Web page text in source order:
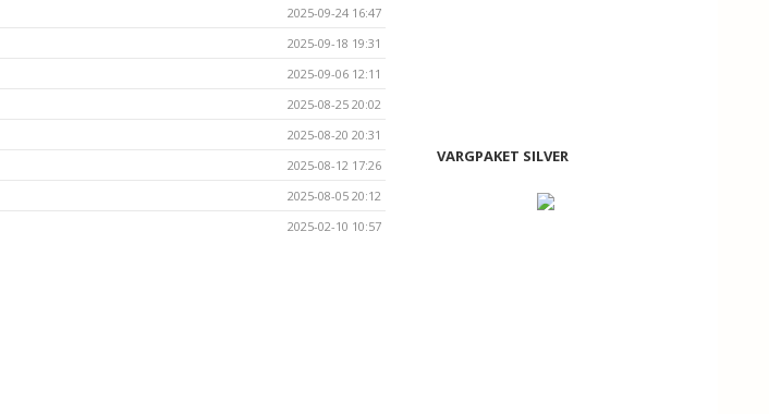
2025-09-24 16:47
2025-09-18 19:31
2025-09-06 12:11
2025-08-25 20:02
2025-08-20 20:31
2025-08-12 17:26
2025-08-05 20:12
2025-02-10 10:57
VARGPAKET SILVER